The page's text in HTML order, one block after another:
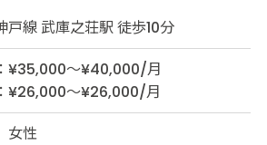
戸線 武庫之荘駅 徒歩10分
¥35,000～¥40,000/月
¥26,000～¥26,000/月
性